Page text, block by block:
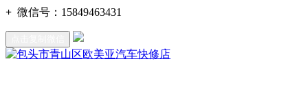
+ 微信号： 15849463431